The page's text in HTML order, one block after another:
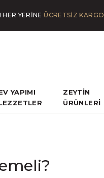
HER YERİNEÜCRETSİZ KARGO
YAPIMI
ZEYTİN
ÜRÜNLERİ